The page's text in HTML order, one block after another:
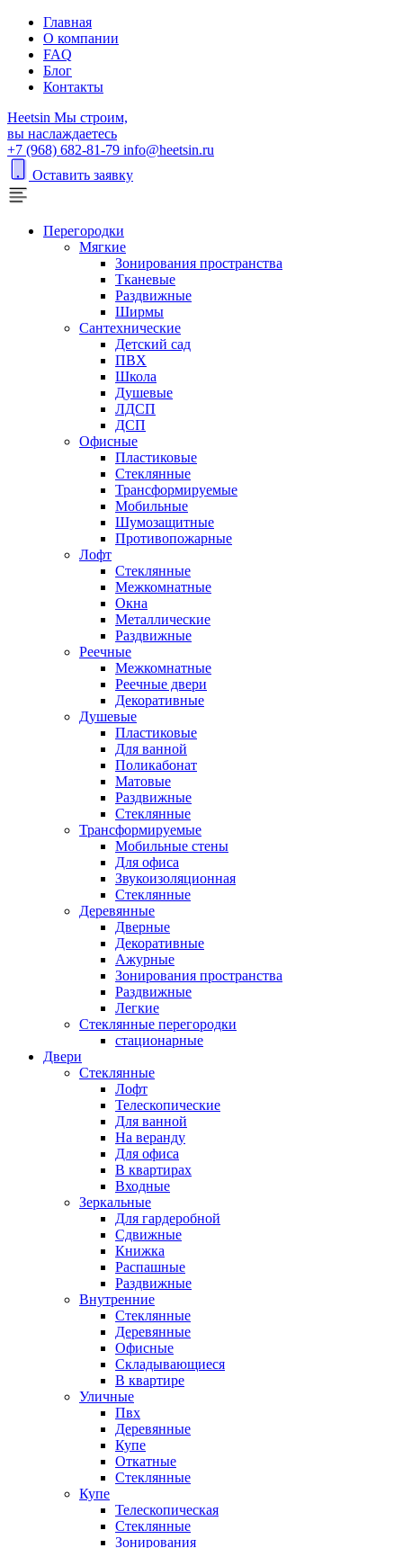
Главная
О компании
FAQ
Блог
Контакты
Heetsin Мы строим,
вы наслаждаетесь
+7 (968) 682-81-79 info@heetsin.ru
Оставить заявку
Перегородки
Мягкие
Зонирования пространства
Тканевые
Раздвижные
Ширмы
Сантехнические
Детский сад
ПВХ
Школа
Душевые
ЛДСП
ДСП
Офисные
Пластиковые
Стеклянные
Трансформируемые
Мобильные
Шумозащитные
Противопожарные
Лофт
Стеклянные
Межкомнатные
Окна
Металлические
Раздвижные
Реечные
Межкомнатные
Реечные двери
Декоративные
Душевые
Пластиковые
Для ванной
Поликабонат
Матовые
Раздвижные
Стеклянные
Трансформируемые
Мобильные стены
Для офиса
Звукоизоляционная
Стеклянные
Деревянные
Дверные
Декоративные
Ажурные
Зонирования пространства
Раздвижные
Легкие
Стеклянные перегородки
стационарные
Двери
Стеклянные
Лофт
Телескопические
Для ванной
На веранду
Для офиса
В квартирах
Входные
Зеркальные
Для гардеробной
Сдвижные
Книжка
Распашные
Раздвижные
Внутренние
Стеклянные
Деревянные
Офисные
Складывающиеся
В квартире
Уличные
Пвх
Деревянные
Купе
Откатные
Стеклянные
Купе
Телескопическая
Стеклянные
Зонирования